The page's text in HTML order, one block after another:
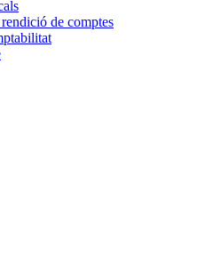
de comptes